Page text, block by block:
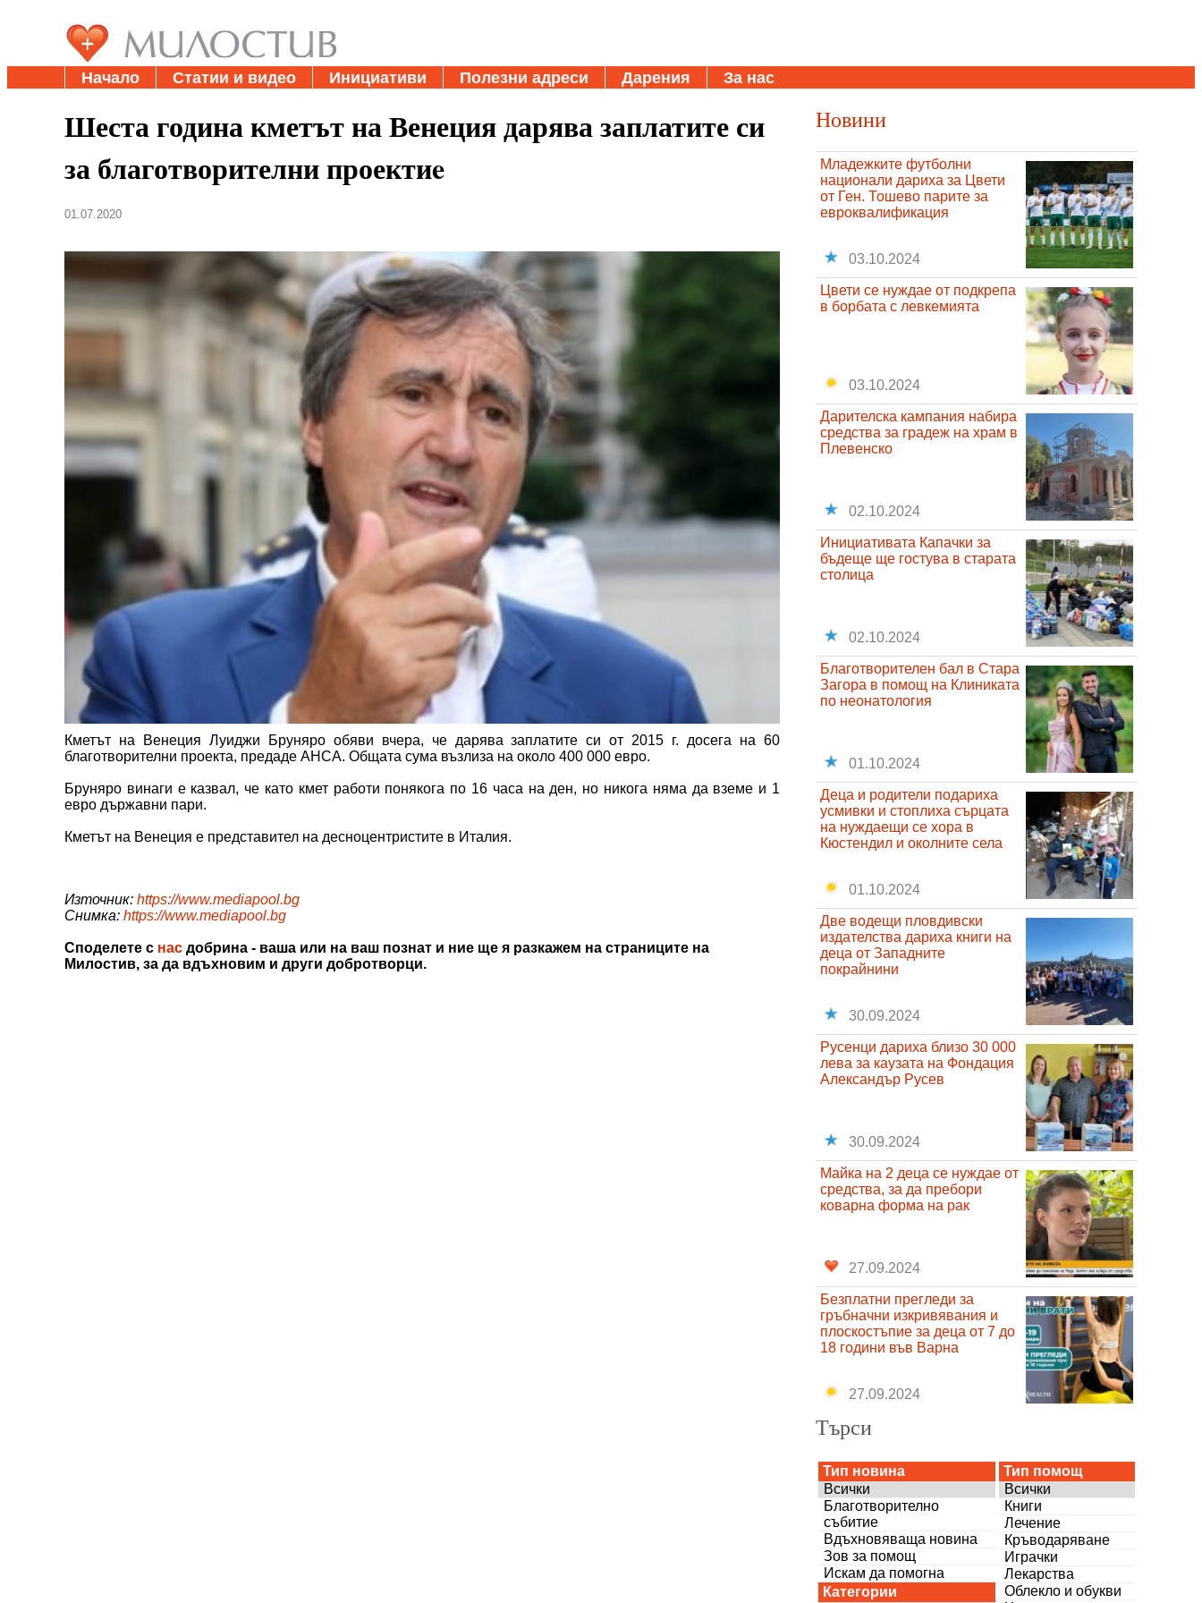
Начало Статии и видео Инициативи Полезни адреси Дарения За нас
Шеста година кметът на Венеция дарява заплатите си
за благотворителни проектиe
01.07.2020
Кметът на Венеция Луиджи Бруняро обяви вчера, че дарява заплатите си от 2015 г. досега на 60
благотворителни проекта, предаде АНСА. Общата сума възлиза на около 400 000 евро.
Бруняро винаги е казвал, че като кмет работи понякога по 16 часа на ден, но никога няма да вземе и 1
евро държавни пари.
Кметът на Венеция е представител на десноцентристите в Италия.
Източник: https://www.mediapool.bg
Снимка: https://www.mediapool.bg
Споделете с нас добрина - ваша или на ваш познат и ние ще я разкажем на страниците на
Милостив, за да вдъхновим и други добротворци.
Новини
Младежките футболни
национали дариха за Цвети
от Ген. Тошево парите за
евроквалификация
03.10.2024
Цвети се нуждае от подкрепа
в борбата с левкемията
03.10.2024
Дарителска кампания набира
средства за градеж на храм в
Плевенско
02.10.2024
Инициативата Капачки за
бъдеще ще гостува в старата
столица
02.10.2024
Благотворителен бал в Стара
Загора в помощ на Клиниката
по неонатология
01.10.2024
Деца и родители подариха
усмивки и стоплиха сърцата
на нуждаещи се хора в
Кюстендил и околните села
01.10.2024
Две водещи пловдивски
издателства дариха книги на
деца от Западните
покрайнини
30.09.2024
Русенци дариха близо 30 000
лева за каузата на Фондация
Александър Русев
30.09.2024
Майка на 2 деца се нуждае от
средства, за да пребори
коварна форма на рак
27.09.2024
Безплатни прегледи за
гръбначни изкривявания и
плоскостъпие за деца от 7 до
18 години във Варна
27.09.2024
Търси
Тип новина
Всички
Благотворително
събитие
Вдъхновяваща новина
Зов за помощ
Искам да помогна
Категории
Тип помощ
Всички
Книги
Лечение
Кръводаряване
Играчки
Лекарства
Облекло и обукви